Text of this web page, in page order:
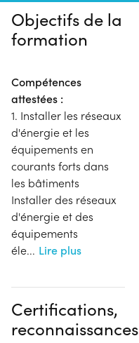
Objectifs de la
formation
Compétences
attestées :
1. Installer les réseaux
d'énergie et les
équipements en
courants forts dans
les bâtiments
Installer des réseaux
d'énergie et des
équipements
éle... Lire plus
Certifications,
reconnaissances